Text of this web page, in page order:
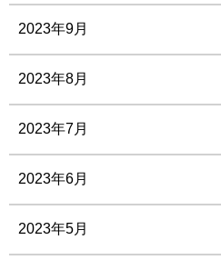
2023年9月
2023年8月
2023年7月
2023年6月
2023年5月